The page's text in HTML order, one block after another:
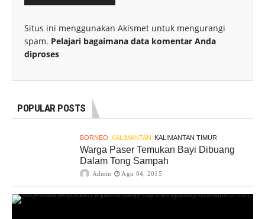
Situs ini menggunakan Akismet untuk mengurangi
spam. Pelajari bagaimana data komentar Anda
diproses
POPULAR POSTS
BORNEO KALIMANTAN KALIMANTAN TIMUR
Warga Paser Temukan Bayi Dibuang
Dalam Tong Sampah
Admin Agu 04, 2015